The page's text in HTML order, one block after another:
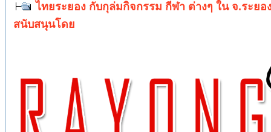
ไทยระยอง กับกุล่มกิจกรรม กีฬา ต่างๆ ใน จ.ระยอ
สนับสนุนโดย